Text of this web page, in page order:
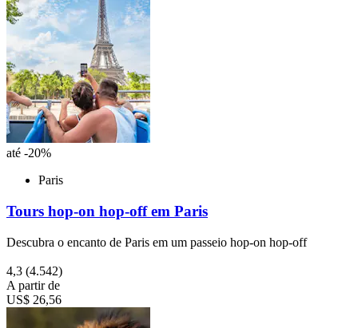
até -20%
Paris
Tours hop-on hop-off em Paris
Descubra o encanto de Paris em um passeio hop-on hop-off
4,3 (4.542)
A partir de
US$ 26,56